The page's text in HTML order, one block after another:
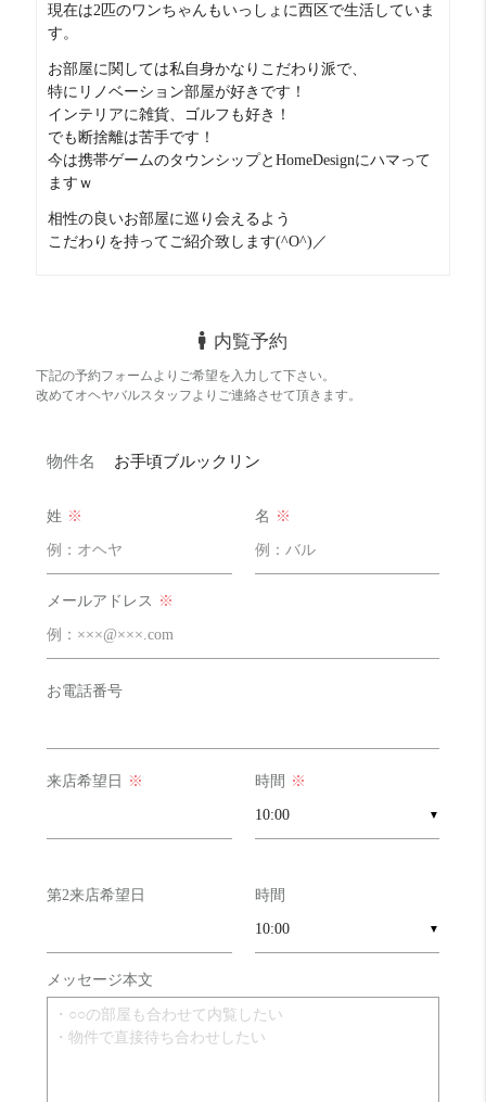
安くおしゃれなお部屋に住むには◎
収納力
クローゼットはないので
洋服収納は設置が必要。
外食派 めっちゃ良い！！ 20 点
オフィス街の新大阪。
ちょっと歩けば飲食店も多いです。
自炊派 そこそこ 12 点
ライフやイオンなどスーパーは近所に充実。
眺望は壁で西向きなのでここも妥協点。
現在は2匹のワンちゃんもいっしょに西区で生活していま
す。
お部屋に関しては私自身かなりこだわり派で、
特にリノベーション部屋が好きです！
インテリアに雑貨、ゴルフも好き！
でも断捨離は苦手です！
今は携帯ゲームのタウンシップとHomeDesignにハマって
ますｗ
相性の良いお部屋に巡り会えるよう
こだわりを持ってご紹介致します(^O^)／
内覧予約
下記の予約フォームよりご希望を入力して下さい。
改めてオヘヤバルスタッフよりご連絡させて頂きます。
物件名 お手頃ブルックリン
姓 ※ 名 ※
メールアドレス ※
お電話番号
来店希望日 ※ 時間 ※
▼
第2来店希望日 時間
▼
メッセージ本文